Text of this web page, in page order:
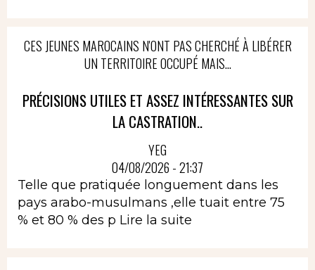
CES JEUNES MAROCAINS N'ONT PAS CHERCHÉ À LIBÉRER
UN TERRITOIRE OCCUPÉ MAIS...
PRÉCISIONS UTILES ET ASSEZ INTÉRESSANTES SUR
LA CASTRATION..
YEG
04/08/2026 - 21:37
Telle que pratiquée longuement dans les
pays arabo-musulmans ,elle tuait entre 75
% et 80 % des p Lire la suite